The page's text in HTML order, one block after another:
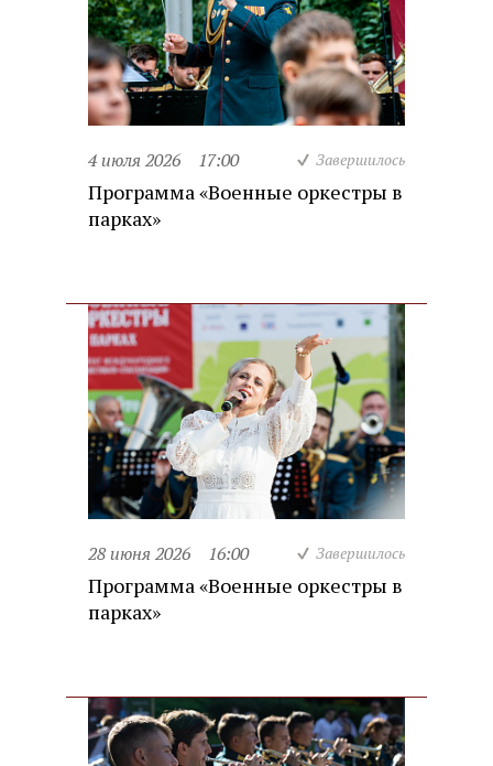
4 июля 2026 17:00 Завершилось
Программа «Военные оркестры в
парках»
28 июня 2026 16:00 Завершилось
Программа «Военные оркестры в
парках»